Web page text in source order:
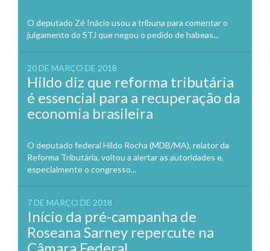
O deputado Zé Inácio usou a tribuna para comentar o
julgamento do STJ que negou o pedido de habeas...
20 DE MARÇO DE 2018
Hildo diz que reforma tributária
é essencial para a recuperação da
economia brasileira
O deputado federal Hildo Rocha (MDB/MA), relator da
Reforma Tributária, voltou a alertar as autoridades e,
especialmente o congresso...
7 DE MARÇO DE 2018
Início da pré-campanha de
Roseana Sarney repercute na